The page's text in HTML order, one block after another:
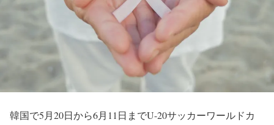
韓国で5月20日から6月11日までU-20サッカーワールドカ